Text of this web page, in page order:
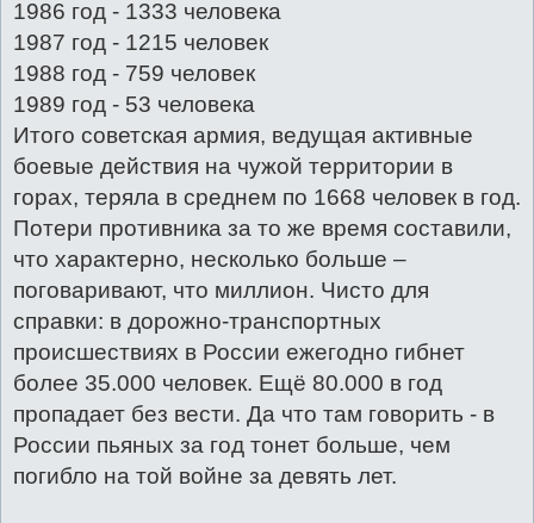
1986 год - 1333 человека
1987 год - 1215 человек
1988 год - 759 человек
1989 год - 53 человека
Итого советская армия, ведущая активные
боевые действия на чужой территории в
горах, теряла в среднем по 1668 человек в год.
Потери противника за то же время составили,
что характерно, несколько больше –
поговаривают, что миллион. Чисто для
справки: в дорожно-транспортных
происшествиях в России ежегодно гибнет
более 35.000 человек. Ещё 80.000 в год
пропадает без вести. Да что там говорить - в
России пьяных за год тонет больше, чем
погибло на той войне за девять лет.